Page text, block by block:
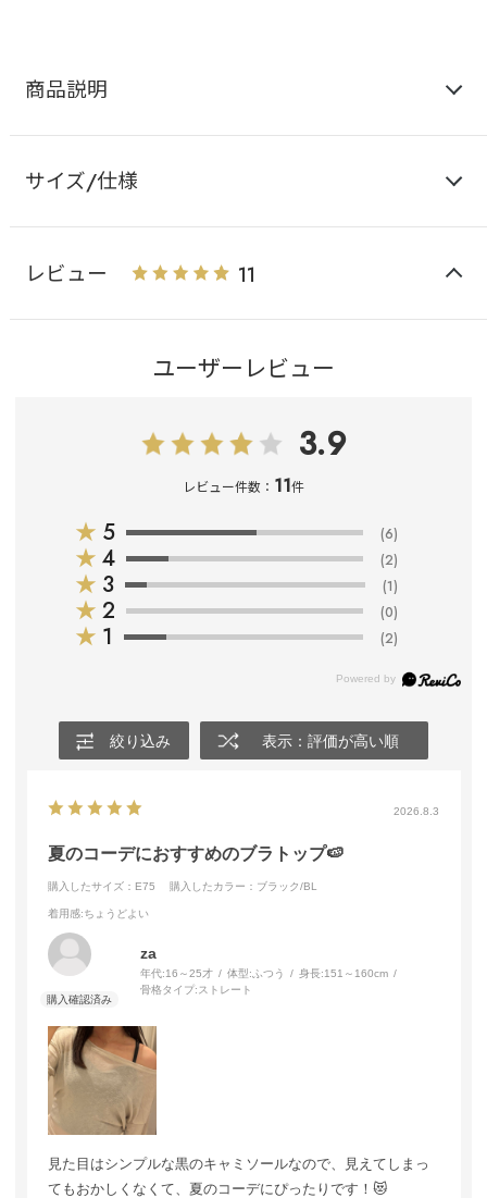
商品説明
サイズ/仕様
レビュー 11
ユーザーレビュー
3.9
レビュー件数： 11件
★ 5 (6)
★ 4 (2)
★ 3 (1)
★ 2 (0)
★ 1 (2)
絞り込み 表示：評価が高い順
2026.8.3
夏のコーデにおすすめのブラトップ🍉
購入したサイズ：E75 購入したカラー：ブラック/BL
着用感:ちょうどよい
za
年代:16～25才 体型: ふつう 身長:151～160cm
骨格タイプ: ストレート
見た目はシンプルな黒のキャミソールなので、見えてしまっ
てもおかしくなくて、夏のコーデにぴったりです！😻